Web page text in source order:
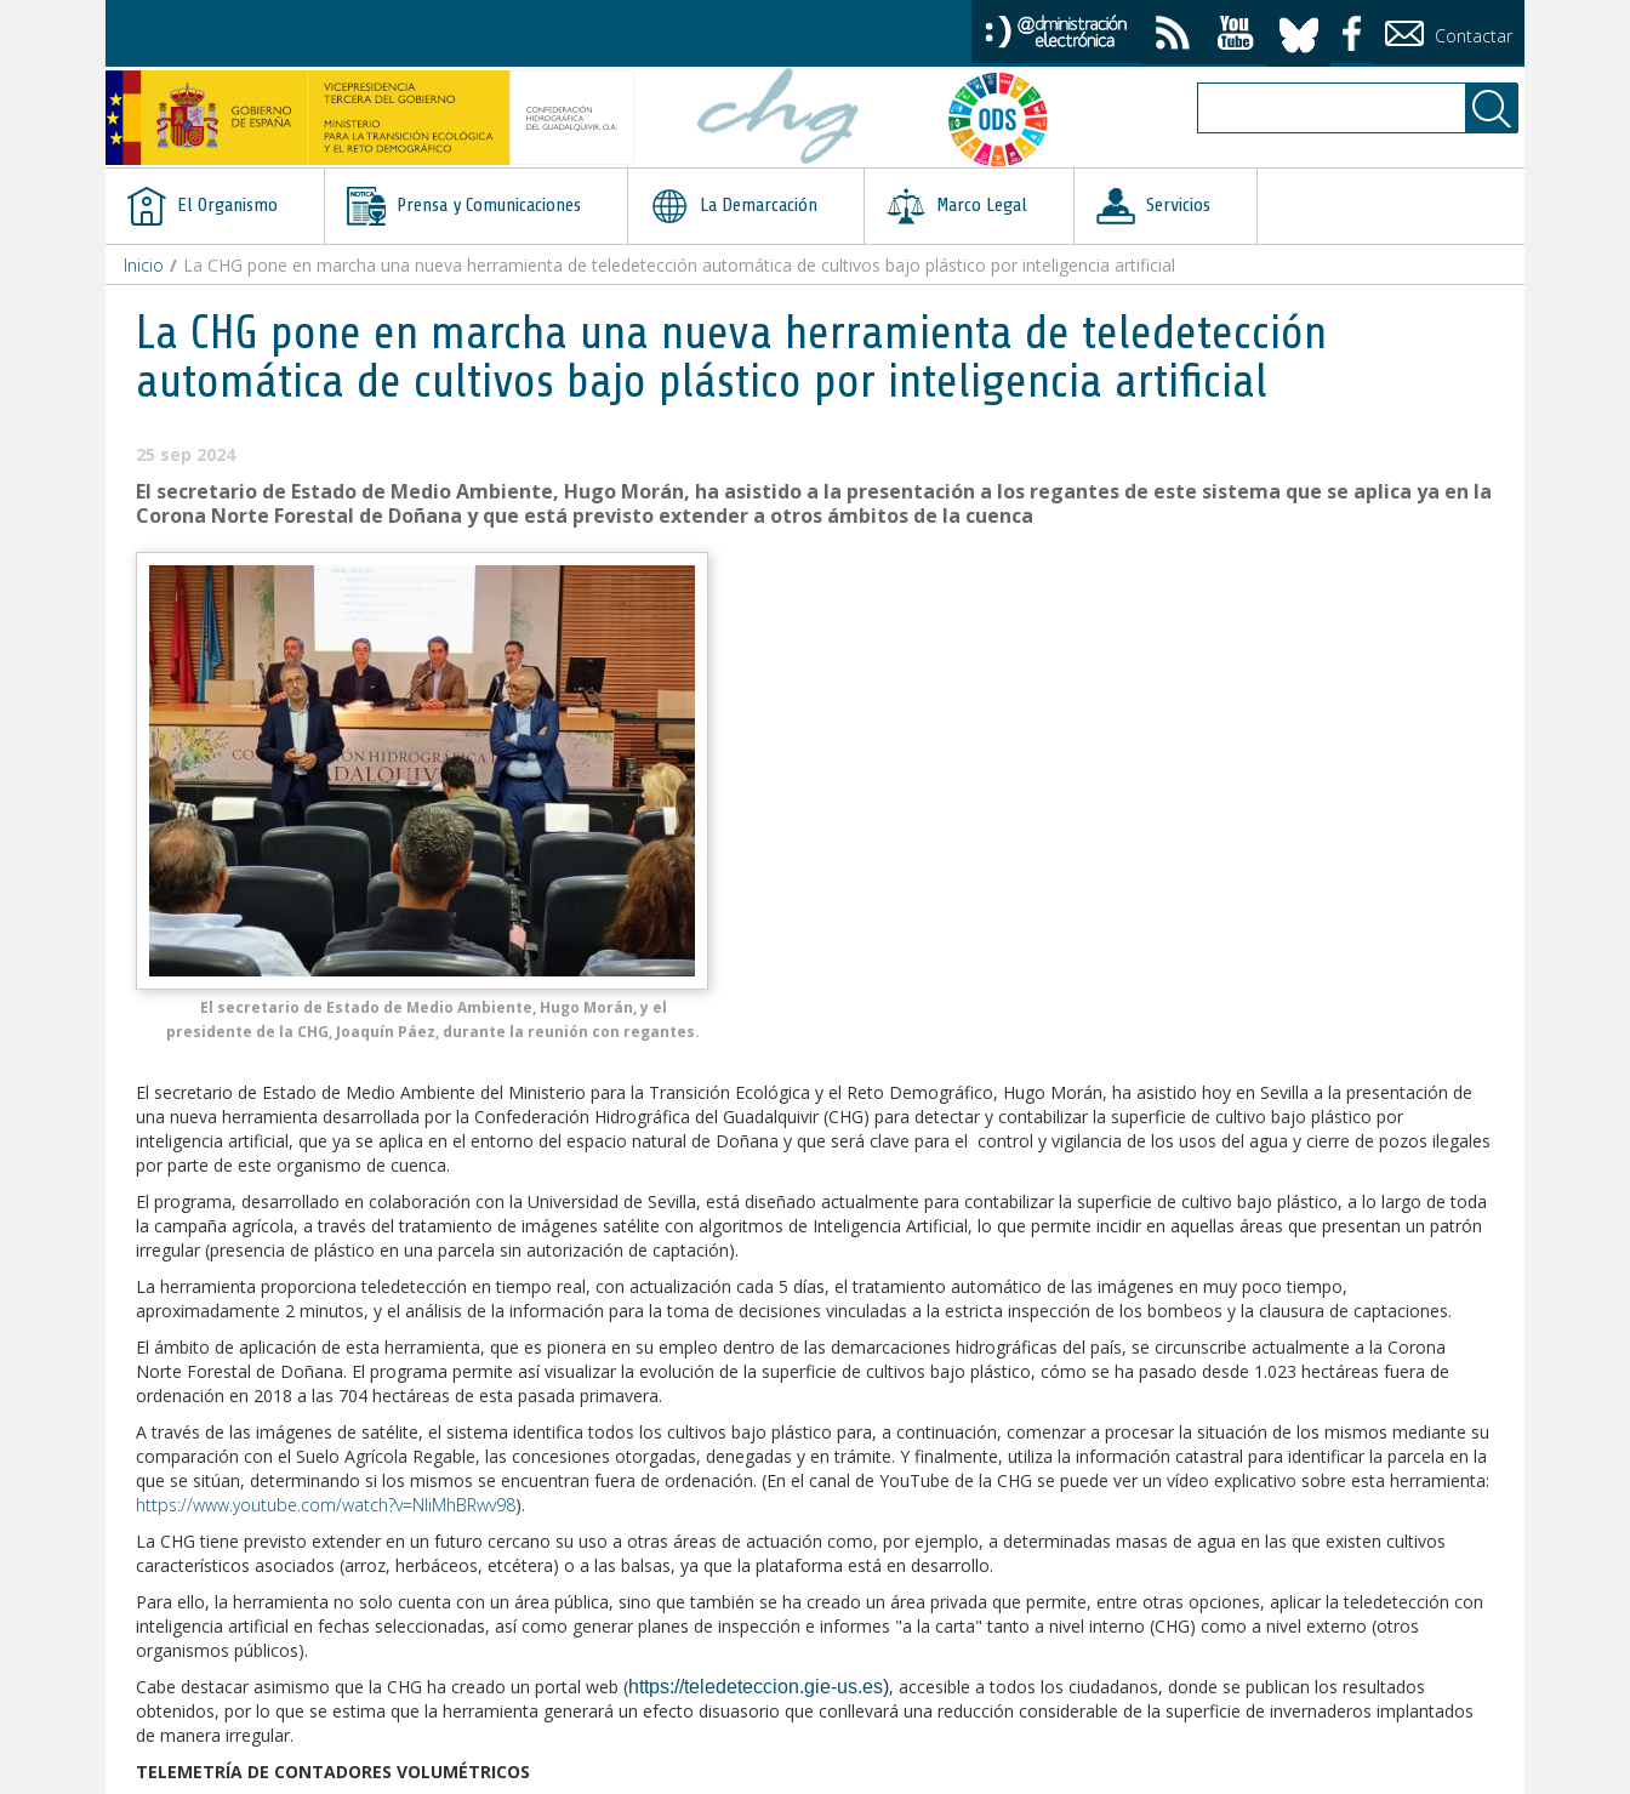
Contactar
El Organismo Prensa y Comunicaciones La Demarcación Marco Legal Servicios
Inicio / La CHG pone en marcha una nueva herramienta de teledetección automática de cultivos bajo plástico por inteligencia artificial
La CHG pone en marcha una nueva herramienta de teledetección
automática de cultivos bajo plástico por inteligencia artificial
25 sep 2024
El secretario de Estado de Medio Ambiente, Hugo Morán, ha asistido a la presentación a los regantes de este sistema que se aplica ya en la
Corona Norte Forestal de Doñana y que está previsto extender a otros ámbitos de la cuenca
El secretario de Estado de Medio Ambiente, Hugo Morán, y el
presidente de la CHG, Joaquín Páez, durante la reunión con regantes.
El secretario de Estado de Medio Ambiente del Ministerio para la Transición Ecológica y el Reto Demográfico, Hugo Morán, ha asistido hoy en Sevilla a la presentación de
una nueva herramienta desarrollada por la Confederación Hidrográfica del Guadalquivir (CHG) para detectar y contabilizar la superficie de cultivo bajo plástico por
inteligencia artificial, que ya se aplica en el entorno del espacio natural de Doñana y que será clave para el control y vigilancia de los usos del agua y cierre de pozos ilegales
por parte de este organismo de cuenca.
El programa, desarrollado en colaboración con la Universidad de Sevilla, está diseñado actualmente para contabilizar la superficie de cultivo bajo plástico, a lo largo de toda
la campaña agrícola, a través del tratamiento de imágenes satélite con algoritmos de Inteligencia Artificial, lo que permite incidir en aquellas áreas que presentan un patrón
irregular (presencia de plástico en una parcela sin autorización de captación).
La herramienta proporciona teledetección en tiempo real, con actualización cada 5 días, el tratamiento automático de las imágenes en muy poco tiempo,
aproximadamente 2 minutos, y el análisis de la información para la toma de decisiones vinculadas a la estricta inspección de los bombeos y la clausura de captaciones.
El ámbito de aplicación de esta herramienta, que es pionera en su empleo dentro de las demarcaciones hidrográficas del país, se circunscribe actualmente a la Corona
Norte Forestal de Doñana. El programa permite así visualizar la evolución de la superficie de cultivos bajo plástico, cómo se ha pasado desde 1.023 hectáreas fuera de
ordenación en 2018 a las 704 hectáreas de esta pasada primavera.
A través de las imágenes de satélite, el sistema identifica todos los cultivos bajo plástico para, a continuación, comenzar a procesar la situación de los mismos mediante su
comparación con el Suelo Agrícola Regable, las concesiones otorgadas, denegadas y en trámite. Y finalmente, utiliza la información catastral para identificar la parcela en la
que se sitúan, determinando si los mismos se encuentran fuera de ordenación. (En el canal de YouTube de la CHG se puede ver un vídeo explicativo sobre esta herramienta:
https://www.youtube.com/watch?v=NliMhBRwv98).
La CHG tiene previsto extender en un futuro cercano su uso a otras áreas de actuación como, por ejemplo, a determinadas masas de agua en las que existen cultivos
característicos asociados (arroz, herbáceos, etcétera) o a las balsas, ya que la plataforma está en desarrollo.
Para ello, la herramienta no solo cuenta con un área pública, sino que también se ha creado un área privada que permite, entre otras opciones, aplicar la teledetección con
inteligencia artificial en fechas seleccionadas, así como generar planes de inspección e informes "a la carta" tanto a nivel interno (CHG) como a nivel externo (otros
organismos públicos).
Cabe destacar asimismo que la CHG ha creado un portal web (https://teledeteccion.gie-us.es), accesible a todos los ciudadanos, donde se publican los resultados
obtenidos, por lo que se estima que la herramienta generará un efecto disuasorio que conllevará una reducción considerable de la superficie de invernaderos implantados
de manera irregular.
TELEMETRÍA DE CONTADORES VOLUMÉTRICOS